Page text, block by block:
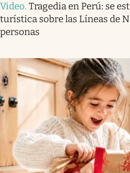
Video. Tragedia en Perú: se
turística sobre las Líneas de
personas